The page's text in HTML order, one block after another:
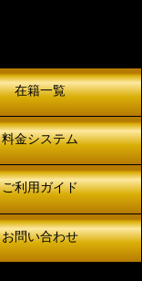
在籍一覧
料金システム
ご利用ガイド
お問い合わせ